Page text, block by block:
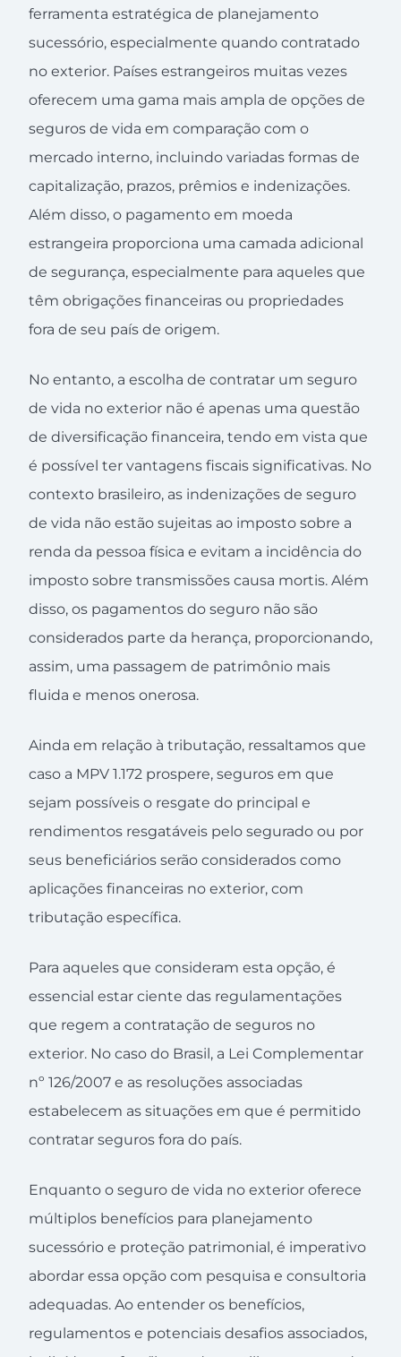
ferramenta estratégica de planejamento
sucessório, especialmente quando contratado
no exterior. Países estrangeiros muitas vezes
oferecem uma gama mais ampla de opções de
seguros de vida em comparação com o
mercado interno, incluindo variadas formas de
capitalização, prazos, prêmios e indenizações.
Além disso, o pagamento em moeda
estrangeira proporciona uma camada adicional
de segurança, especialmente para aqueles que
têm obrigações financeiras ou propriedades
fora de seu país de origem.
No entanto, a escolha de contratar um seguro
de vida no exterior não é apenas uma questão
de diversificação financeira, tendo em vista que
é possível ter vantagens fiscais significativas. No
contexto brasileiro, as indenizações de seguro
de vida não estão sujeitas ao imposto sobre a
renda da pessoa física e evitam a incidência do
imposto sobre transmissões causa mortis. Além
disso, os pagamentos do seguro não são
considerados parte da herança, proporcionando,
assim, uma passagem de patrimônio mais
fluida e menos onerosa.
Ainda em relação à tributação, ressaltamos que
caso a MPV 1.172 prospere, seguros em que
sejam possíveis o resgate do principal e
rendimentos resgatáveis pelo segurado ou por
seus beneficiários serão considerados como
aplicações financeiras no exterior, com
tributação específica.
Para aqueles que consideram esta opção, é
essencial estar ciente das regulamentações
que regem a contratação de seguros no
exterior. No caso do Brasil, a Lei Complementar
nº 126/2007 e as resoluções associadas
estabelecem as situações em que é permitido
contratar seguros fora do país.
Enquanto o seguro de vida no exterior oferece
múltiplos benefícios para planejamento
sucessório e proteção patrimonial, é imperativo
abordar essa opção com pesquisa e consultoria
adequadas. Ao entender os benefícios,
regulamentos e potenciais desafios associados,